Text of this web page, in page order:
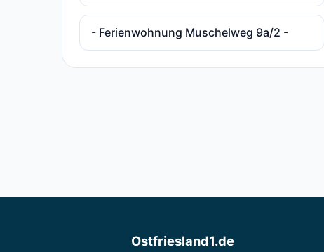
- Ferienwohnung Muschelweg 9a/2 -
Ostfriesland1.de